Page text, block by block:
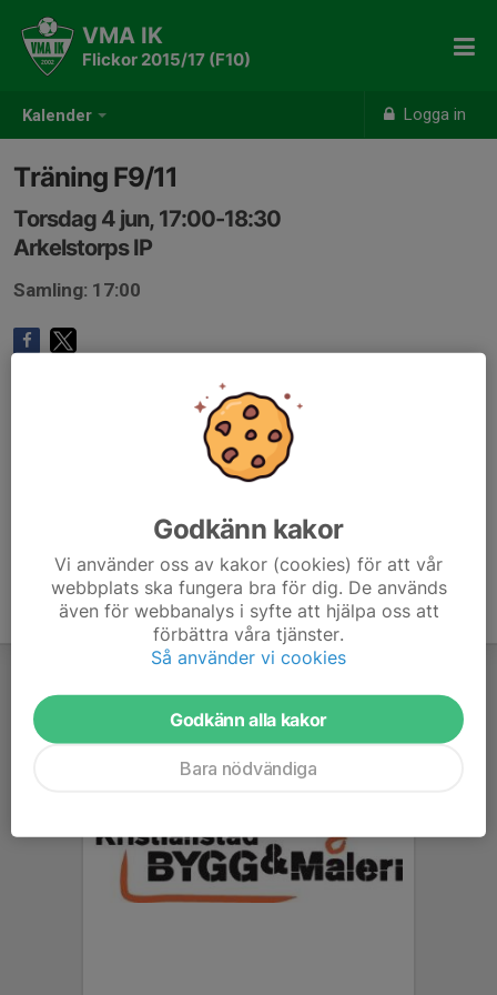
Kalender Logga in
VMA IK
Flickor 2015/17 (F10)
Träning F9/11
Torsdag 4 jun, 17:00-18:30
Arkelstorps IP
Samling: 17:00
Godkänn kakor
Vi använder oss av kakor (cookies) för att vår
webbplats ska fungera bra för dig. De används
även för webbanalys i syfte att hjälpa oss att
förbättra våra tjänster.
Så använder vi cookies
Godkänn alla kakor
Bara nödvändiga